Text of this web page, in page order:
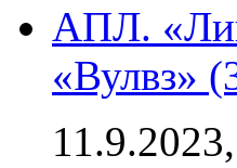
АПЛ.
«Вулвз»